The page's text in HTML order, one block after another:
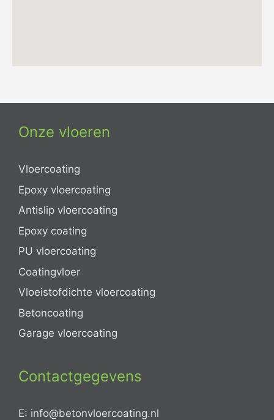
Onze vloeren
Vloercoating
Epoxy vloercoating
Antislip vloercoating
Epoxy coating
PU vloercoating
Coatingvloer
Vloeistofdichte vloercoating
Betoncoating
Garage vloercoating
Contactgegevens
E: info@betonvloercoating.nl